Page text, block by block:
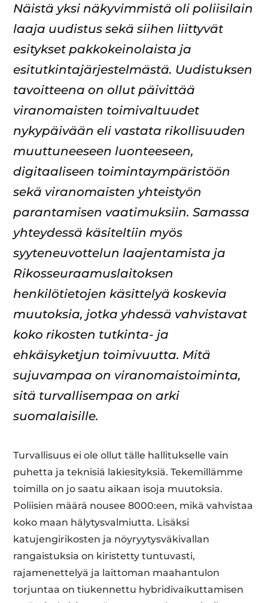
Näistä yksi näkyvimmistä oli poliisilain
laaja uudistus sekä siihen liittyvät
esitykset pakkokeinolaista ja
esitutkintajärjestelmästä. Uudistuksen
tavoitteena on ollut päivittää
viranomaisten toimivaltuudet
nykypäivään eli vastata rikollisuuden
muuttuneeseen luonteeseen,
digitaaliseen toimintaympäristöön
sekä viranomaisten yhteistyön
parantamisen vaatimuksiin. Samassa
yhteydessä käsiteltiin myös
syyteneuvottelun laajentamista ja
Rikosseuraamuslaitoksen
henkilötietojen käsittelyä koskevia
muutoksia, jotka yhdessä vahvistavat
koko rikosten tutkinta- ja
ehkäisyketjun toimivuutta. Mitä
sujuvampaa on viranomaistoiminta,
sitä turvallisempaa on arki
suomalaisille.
Turvallisuus ei ole ollut tälle hallitukselle vain
puhetta ja teknisiä lakiesityksiä. Tekemillämme
toimilla on jo saatu aikaan isoja muutoksia.
Poliisien määrä nousee 8000:een, mikä vahvistaa
koko maan hälytysvalmiutta. Lisäksi
katujengirikosten ja nöyryytysväkivallan
rangaistuksia on kiristetty tuntuvasti,
rajamenettelyä ja laittoman maahantulon
torjuntaa on tiukennettu hybridivaikuttamisen